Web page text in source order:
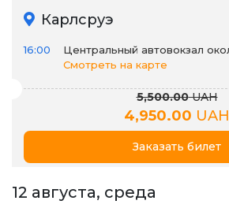
Карлсруэ
16:00
Центральный автовокзал
Смотреть на карте
5,500.00UAH
4,950.00 UAH
Заказать билет
12 августа, среда